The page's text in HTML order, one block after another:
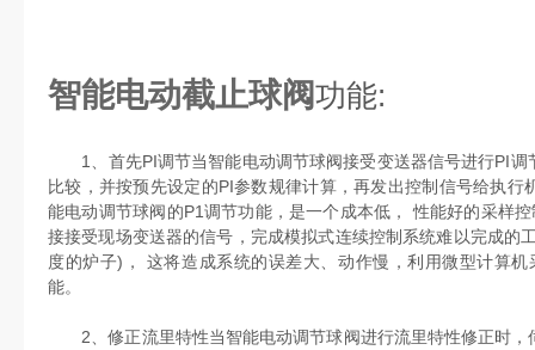
智能电动截止球阀功能:
1、首先PI调节当智能电动调节球阀接受变送器信号进行PI调
比较，并按预先设定的PI参数规律计算，再发出控制信号给执
能电动调节球阀的P1调节功能，是一个成本低， 性能好的采样
接接受现场变送器的信号，完成模拟式连续控制系统难以完成的
度的炉子)， 这将造成系统的误差大、动作慢，利用微型计算
能。
2、修正流里特性当智能电动调节球阀进行流里特性修正时，